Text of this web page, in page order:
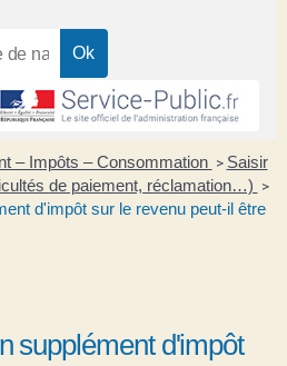
– Impôts – Consommation > Saisir
de paiement, réclamation…) >
d'impôt sur le revenu peut-il être
supplément d'impôt